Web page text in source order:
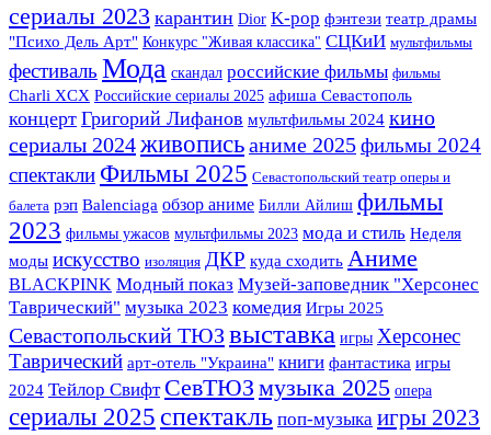
сериалы 2023 карантин Dior K-pop фэнтези театр драмы
"Психо Дель Арт" Конкурс "Живая классика" СЦКиИ мультфильмы
фестиваль Мода скандал российские фильмы фильмы
Charli XCX Российские сериалы 2025 афиша Севастополь
концерт Григорий Лифанов мультфильмы 2024 кино
сериалы 2024живописьаниме 2025фильмы 2024
спектакли Фильмы 2025 Севастопольский театр оперы и
балета рэп Balenciaga обзор аниме Билли Айлиш фильмы
2023 фильмы ужасов мультфильмы 2023 мода и стиль Неделя
моды искусство изоляция ДКР куда сходить Аниме
BLACKPINK Модный показ Музей-заповедник "Херсонес
Таврический" музыка 2023 комедия Игры 2025
Севастопольский ТЮЗ выставка игры Херсонес
Таврический арт-отель "Украина" книги фантастика игры
2024 Тейлор Свифт СевТЮЗ музыка 2025 опера
сериалы 2025 спектакль поп-музыка игры 2023